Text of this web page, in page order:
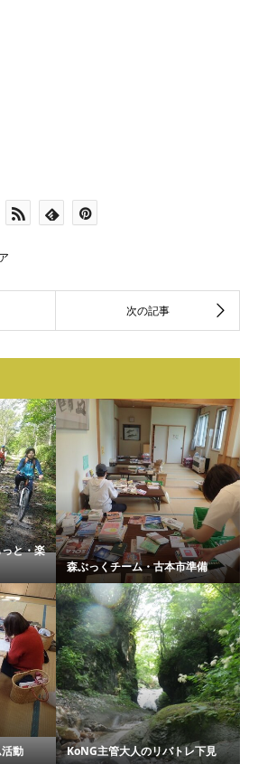
と・楽
森ぶっくチーム・古本市準備
動 KoNG主管大人のリバトレ下見